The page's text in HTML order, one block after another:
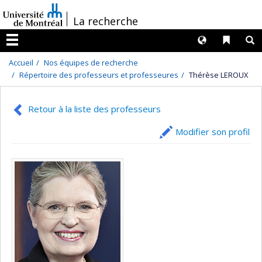
au
contenu
/La recherche
Menu
Liens
Langues
Accueil
Nos équipes de recherche
Répertoire des professeurs et professeures
Thérèse LEROUX
Retour à la liste des professeurs
Modifier son profil